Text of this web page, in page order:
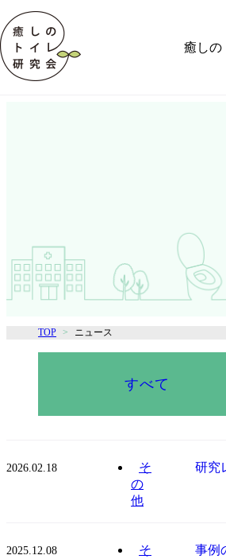
癒しの
TOP ニュース
すべて
2026.02.18
そ
の
他
研究
2025.12.08
そ
事例